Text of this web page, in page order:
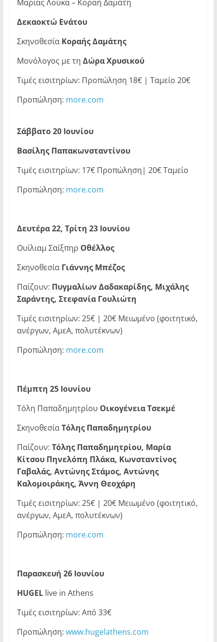
Μαρίας Λούκα – Κοραή Δαμάτη
Δεκαοκτώ Ενάτου
Σκηνοθεσία Κοραής Δαμάτης
Μονόλογος με τη Δώρα Χρυσικού
Τιμές εισιτηρίων: Προπώληση 18€ | Ταμείο 20€
Προπώληση: more.com
Σάββατο 20 Ιουνίου
Βασίλης Παπακωνσταντίνου
Τιμές εισιτηρίων: 17€ Προπώληση| 20€ Ταμείο
Προπώληση: more.com
Δευτέρα 22, Τρίτη 23 Ιουνίου
Ουίλιαμ Σαίξπηρ Οθέλλος
Σκηνοθεσία Γιάννης Μπέζος
Παίζουν: Πυγμαλίων Δαδακαρίδης, Μιχάλης
Σαράντης, Στεφανία Γουλιώτη
Τιμές εισιτηρίων: 25€ | 20€ Μειωμένο (φοιτητικό,
ανέργων, ΑμεΑ, πολυτέκνων)
Προπώληση: more.com
Πέμπτη 25 Ιουνίου
Τόλη Παπαδημητρίου Οικογένεια Τσεκμέ
ΣκηνοθεσίαΤόλης Παπαδημητρίου
Παίζουν: Tόλης Παπαδημητρίου, Μαρία
Κίτσου Πηνελόπη Πλάκα, Κωνσταντίνος
Γαβαλάς, Αντώνης Στάμος, Αντώνης
Καλομοιράκης, Άννη Θεοχάρη
Τιμές εισιτηρίων: 25€ | 20€ Μειωμένο (φοιτητικό,
ανέργων, ΑμεΑ, πολυτέκνων)
Προπώληση: more.com
Παρασκευή 26 Ιουνίου
HUGELlive in Athens
Τιμές εισιτηρίων: Από 33€
Προπώληση: www.hugelathens.com